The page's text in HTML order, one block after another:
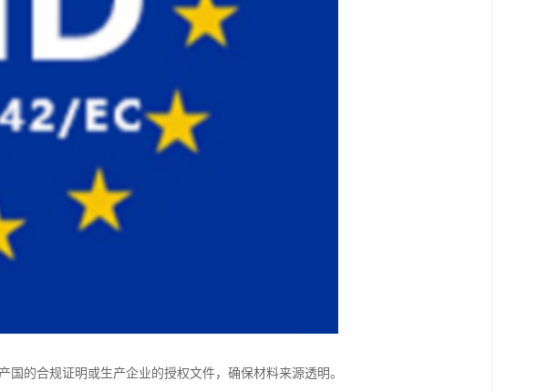
的合规证明或生产企业的授权文件，确保材料来源透明。